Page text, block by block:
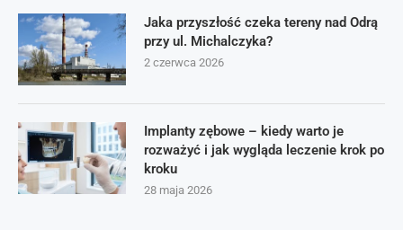
Jaka przyszłość czeka tereny nad Odrą
przy ul. Michalczyka?
2 czerwca 2026
Implanty zębowe – kiedy warto je
rozważyć i jak wygląda leczenie krok po
kroku
28 maja 2026